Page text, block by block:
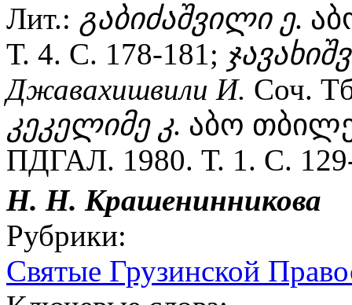
Лит.: გაბიძაშვილი ე.
Т. 4. С. 178-181;
Джавахишвили И. Соч.
კეკელიმე კ. აბო
ПДГАЛ. 1980. Т. 1. С.
Н. Н. Крашенинникова
Рубрики:
Святые Грузинской